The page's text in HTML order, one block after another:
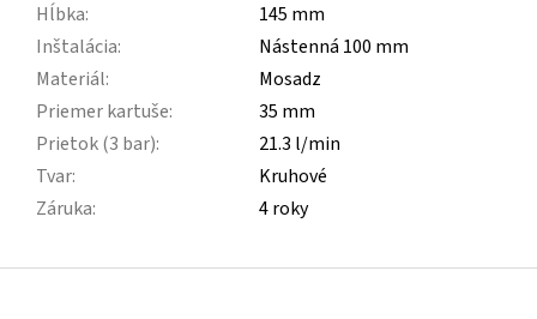
Hĺbka:
145 mm
Inštalácia:
Nástenná 100 mm
Materiál:
Mosadz
Priemer kartuše:
35 mm
Prietok (3 bar):
21.3 l/min
Tvar:
Kruhové
Záruka: 4 roky